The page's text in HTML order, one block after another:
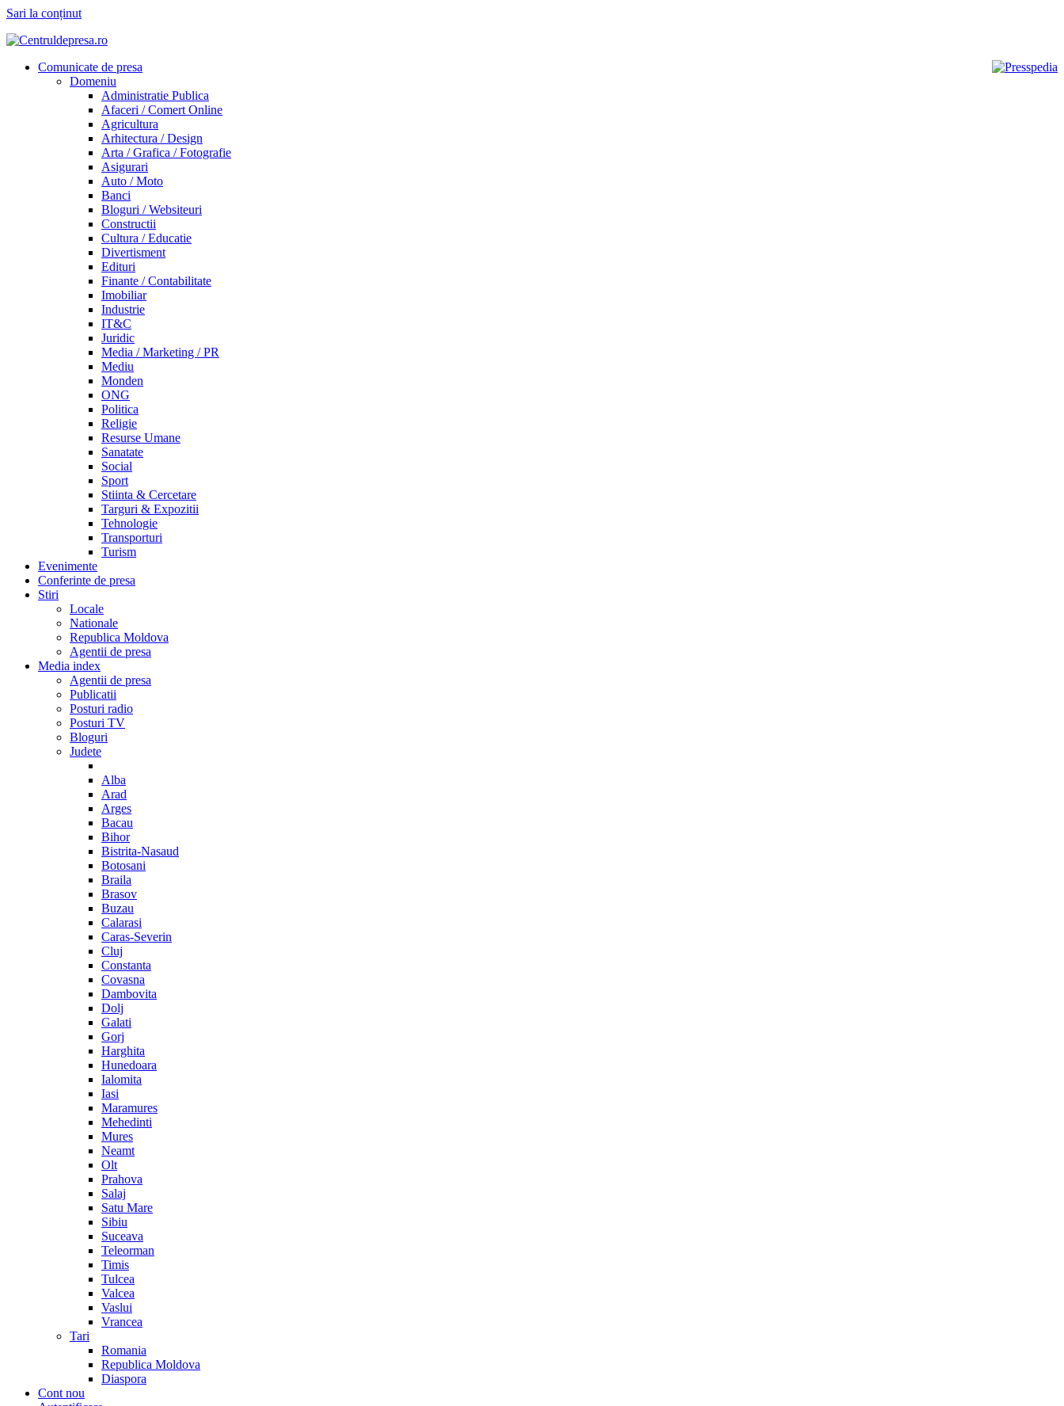
Sari la conținut
Comunicate de presa
Domeniu
Administratie Publica
Afaceri / Comert Online
Agricultura
Arhitectura / Design
Arta / Grafica / Fotografie
Asigurari
Auto / Moto
Banci
Bloguri / Websiteuri
Constructii
Cultura / Educatie
Divertisment
Edituri
Finante / Contabilitate
Imobiliar
Industrie
IT&C
Juridic
Media / Marketing / PR
Mediu
Monden
ONG
Politica
Religie
Resurse Umane
Sanatate
Social
Sport
Stiinta & Cercetare
Targuri & Expozitii
Tehnologie
Transporturi
Turism
Evenimente
Conferinte de presa
Stiri
Locale
Nationale
Republica Moldova
Agentii de presa
Media index
Agentii de presa
Publicatii
Posturi radio
Posturi TV
Bloguri
Judete
Alba
Arad
Arges
Bacau
Bihor
Bistrita-Nasaud
Botosani
Braila
Brasov
Buzau
Calarasi
Caras-Severin
Cluj
Constanta
Covasna
Dambovita
Dolj
Galati
Gorj
Harghita
Hunedoara
Ialomita
Iasi
Maramures
Mehedinti
Mures
Neamt
Olt
Prahova
Salaj
Satu Mare
Sibiu
Suceava
Teleorman
Timis
Tulcea
Valcea
Vaslui
Vrancea
Tari
Romania
Republica Moldova
Diaspora
Cont nou